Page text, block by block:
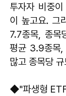
투자자 비중
이 높고요. 그
7.7종목, 종
평균 3.9종목,
많고 종목당
◆"파생형 ETF